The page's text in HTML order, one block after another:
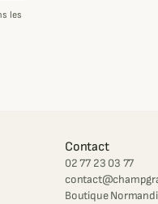
les
Contact
02 77 23 03 77
Boutique